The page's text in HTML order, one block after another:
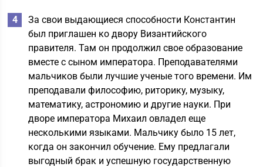
За свои выдающиеся способности Константин
был приглашен ко двору Византийского
правителя. Там он продолжил свое образование
вместе с сыном императора. Преподавателями
мальчиков были лучшие ученые того времени. Им
преподавали философию, риторику, музыку,
математику, астрономию и другие науки. При
дворе императора Михаил овладел еще
несколькими языками. Мальчику было 15 лет,
когда он закончил обучение. Ему предлагали
выгодный брак и успешную государственную